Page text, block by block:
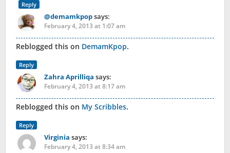
Reply
@demamkpopsays:
February 4, 2013 at 1:07 am
Reblogged this on DemamKpop.
Reply
Zahra Aprilliqa says:
February 4, 2013 at 8:17 am
Reblogged this on My Scribbles.
Reply
Virginia says:
February 4, 2013 at 8:34 am